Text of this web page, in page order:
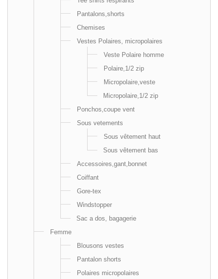
Pantalons,shorts
Chemises
Vestes Polaires, micropolaires
Veste Polaire homme
Polaire,1/2 zip
Micropolaire,veste
Micropolaire,1/2 zip
Ponchos,coupe vent
Sous vetements
Sous vêtement haut
Sous vêtement bas
Accessoires,gant,bonnet
Coiffant
Gore-tex
Windstopper
Sac a dos, bagagerie
Femme
Blousons vestes
Pantalon shorts
Polaires micropolaires